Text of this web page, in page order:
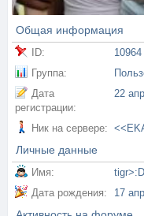
Общая информация
ID:
10964
Группа:
Дата
регистрации:
22
Ник на сервере:
Личные данные
Имя:
tigr>:D
Дата рождения:
17